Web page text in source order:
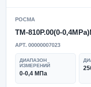
РОСМА
ТМ-810Р.00(0-
АРТ. 00000007023
ДИАПАЗОН
ИЗМЕРЕНИЙ
0-0,4 МПа